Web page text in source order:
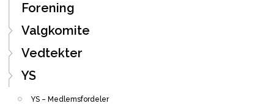
Forening
Valgkomite
Vedtekter
YS
YS – Medlemsfordeler